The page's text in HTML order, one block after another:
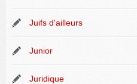
Juifs d'ailleurs
Junior
Juridique